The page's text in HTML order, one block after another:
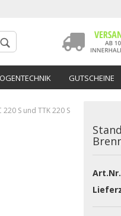
Konto
Passwort
GUTSCHEINE
S und TTK 220 S